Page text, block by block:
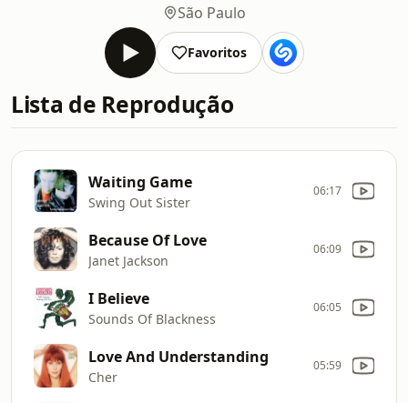
São Paulo
Favoritos
Lista de Reprodução
Waiting Game
Swing Out Sister
06:17
Because Of Love
Janet Jackson
06:09
I Believe
Sounds Of Blackness
06:05
Love And Understanding
Cher
05:59